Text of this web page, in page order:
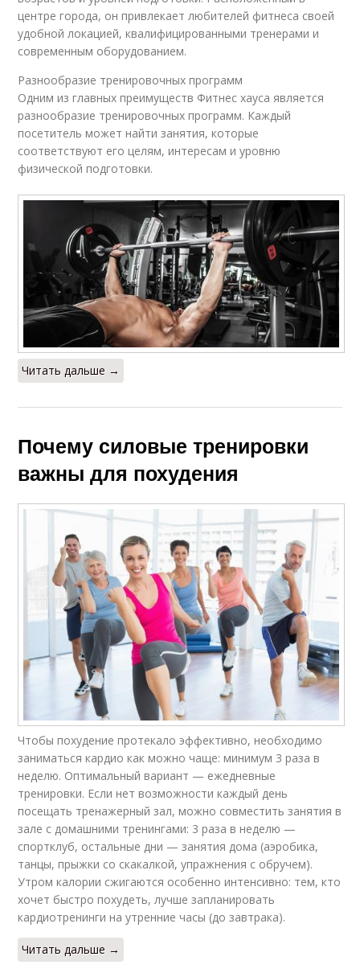
центре города, он привлекает любителей фитнеса своей
удобной локацией, квалифицированными тренерами и
современным оборудованием.
Разнообразие тренировочных программ
Одним из главных преимуществ Фитнес хауса является
разнообразие тренировочных программ. Каждый
посетитель может найти занятия, которые
соответствуют его целям, интересам и уровню
физической подготовки.
Читать дальше →
Почему силовые тренировки
важны для похудения
Чтобы похудение протекало эффективно, необходимо
заниматься кардио как можно чаще: минимум 3 раза в
неделю. Оптимальный вариант — ежедневные
тренировки. Если нет возможности каждый день
посещать тренажерный зал, можно совместить занятия в
зале с домашними тренингами: 3 раза в неделю —
спортклуб, остальные дни — занятия дома (аэробика,
танцы, прыжки со скакалкой, упражнения с обручем).
Утром калории сжигаются особенно интенсивно: тем, кто
хочет быстро похудеть, лучше запланировать
кардиотренинги на утренние часы (до завтрака).
Читать дальше →